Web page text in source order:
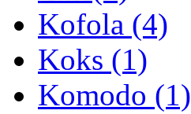
Kofola (4)
Koks (1)
Komodo (1)